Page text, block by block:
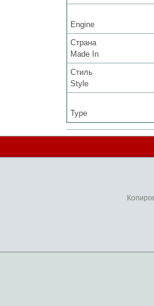
Engine
Страна
Made In
Стиль
Style
Type